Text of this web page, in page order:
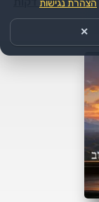
הצהרת נגישות
✕